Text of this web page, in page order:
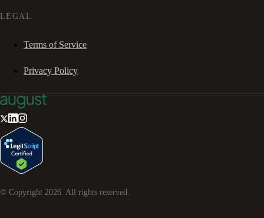
LEGAL
Terms of Service
Privacy Policy
© Copyright 2026 . All rights reserved.